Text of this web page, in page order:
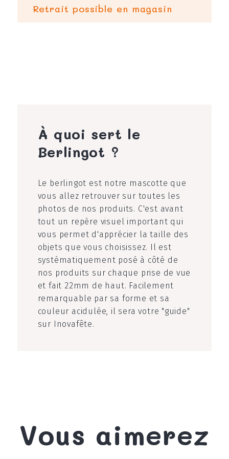
Retrait possible en magasin
À quoi sert le
Berlingot ?
Le berlingot est notre mascotte que
vous allez retrouver sur toutes les
photos de nos produits. C'est avant
tout un repère visuel important qui
vous permet d'apprécier la taille des
objets que vous choisissez. Il est
systématiquement posé à côté de
nos produits sur chaque prise de vue
et fait 22mm de haut. Facilement
remarquable par sa forme et sa
couleur acidulée, il sera votre "guide"
sur Inovafête.
Vous aimerez